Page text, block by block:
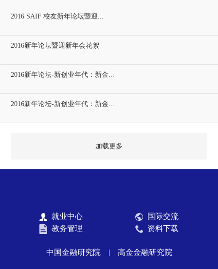
2016 SAIF 校友新年论坛暨迎...
2016新年论坛暨迎新年会花絮
2016新年论坛-新创业年代：新金...
2016新年论坛-新创业年代：新金...
加载更多
就业中心
国际交流
教务管理
资料下载
中国金融研究院 | 高金金融研究院